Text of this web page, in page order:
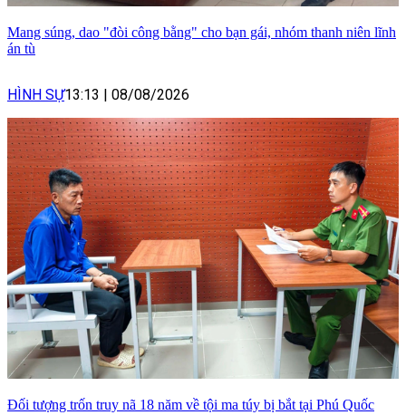
Mang súng, dao "đòi công bằng" cho bạn gái, nhóm thanh niên lĩnh
án tù
HÌNH SỰ13:13 08/08/2026
Đối tượng trốn truy nã 18 năm về tội ma túy bị bắt tại Phú Quốc